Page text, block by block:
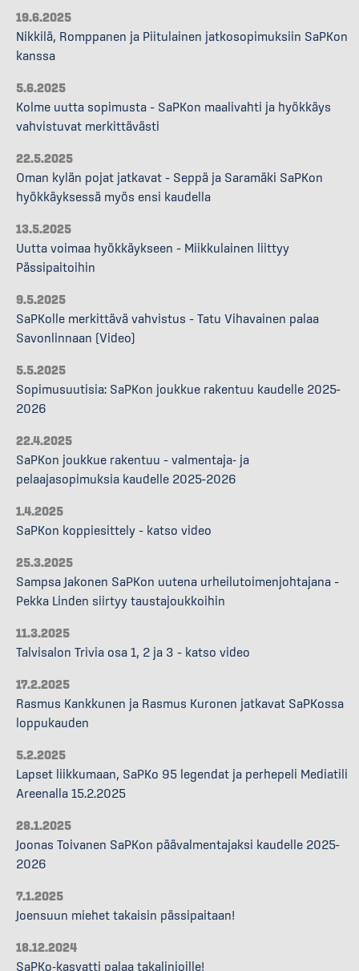
19.6.2025
Nikkilä, Romppanen ja Piitulainen jatkosopimuksiin SaPKon
kanssa
5.6.2025
Kolme uutta sopimusta – SaPKon maalivahti ja hyökkäys
vahvistuvat merkittävästi
22.5.2025
Oman kylän pojat jatkavat – Seppä ja Saramäki SaPKon
hyökkäyksessä myös ensi kaudella
13.5.2025
Uutta voimaa hyökkäykseen – Miikkulainen liittyy
Pässipaitoihin
9.5.2025
SaPKolle merkittävä vahvistus – Tatu Vihavainen palaa
Savonlinnaan (Video)
5.5.2025
Sopimusuutisia: SaPKon joukkue rakentuu kaudelle 2025–
2026
22.4.2025
SaPKon joukkue rakentuu – valmentaja- ja
pelaajasopimuksia kaudelle 2025–2026
1.4.2025
SaPKon koppiesittely – katso video
25.3.2025
Sampsa Jakonen SaPKon uutena urheilutoimenjohtajana –
Pekka Linden siirtyy taustajoukkoihin
11.3.2025
Talvisalon Trivia osa 1, 2 ja 3 – katso video
17.2.2025
Rasmus Kankkunen ja Rasmus Kuronen jatkavat SaPKossa
loppukauden
5.2.2025
Lapset liikkumaan, SaPKo 95 legendat ja perhepeli Mediatili
Areenalla 15.2.2025
28.1.2025
Joonas Toivanen SaPKon päävalmentajaksi kaudelle 2025–
2026
7.1.2025
Joensuun miehet takaisin pässipaitaan!
18.12.2024
SaPKo-kasvatti palaa takalinjoille!